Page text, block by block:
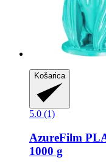
Košarica
5.0 (1)
AzureFilm
1000 g